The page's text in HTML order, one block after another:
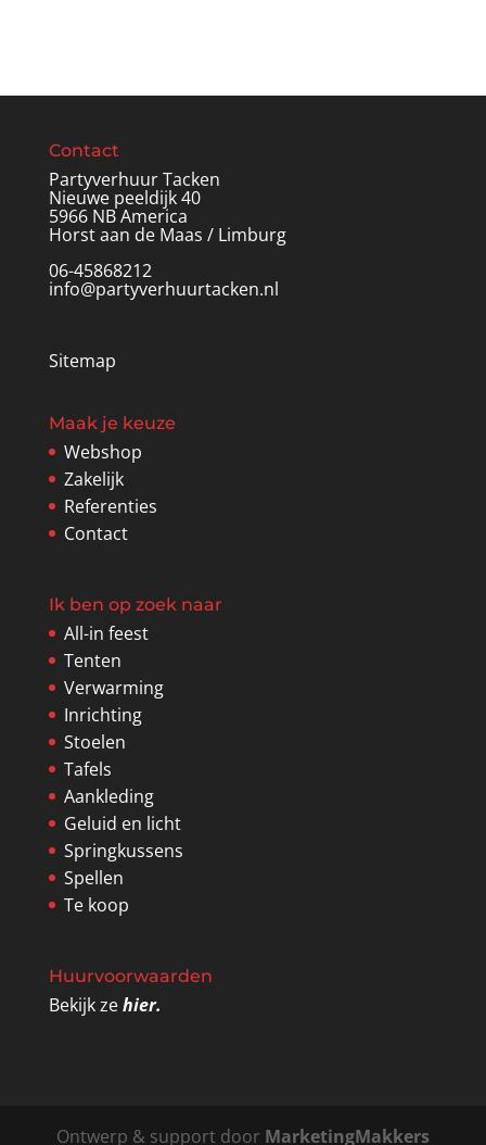
Contact
Partyverhuur Tacken
Nieuwe peeldijk 40
5966 NB America
Horst aan de Maas / Limburg
06-45868212
info@partyverhuurtacken.nl
Sitemap
Maak je keuze
Webshop
Zakelijk
Referenties
Contact
Ik ben op zoek naar
All-in feest
Tenten
Verwarming
Inrichting
Stoelen
Tafels
Aankleding
Geluid en licht
Springkussens
Spellen
Te koop
Huurvoorwaarden
Bekijk zehier.
Ontwerp & support door MarketingMakkers